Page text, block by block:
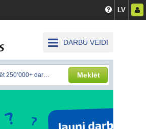
LV
DARBU VEIDI
Meklēt